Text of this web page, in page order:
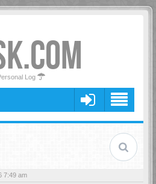
Log
7:49 am